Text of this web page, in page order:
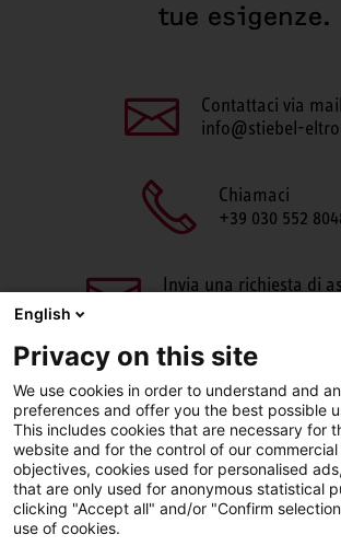
tue esigenze.
Contattaci via mail
info@stiebel-
Chiamaci
+39 030 552
Invia una richiesta di
Facebook LinkedIn
English
Privacy on this site
We use cookies in order to understand and
preferences and offer you the best possible
This includes cookies that are necessary for
website and for the control of our commercial
objectives, cookies used for personalised
that are only used for anonymous statistical
clicking "Accept all" and/or "Confirm
use of cookies.